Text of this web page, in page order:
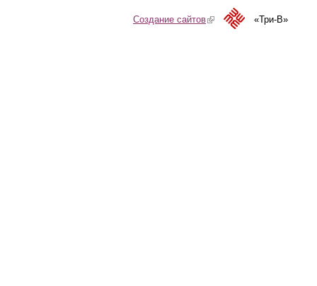
Создание сайтов(link is external)«Три-В»